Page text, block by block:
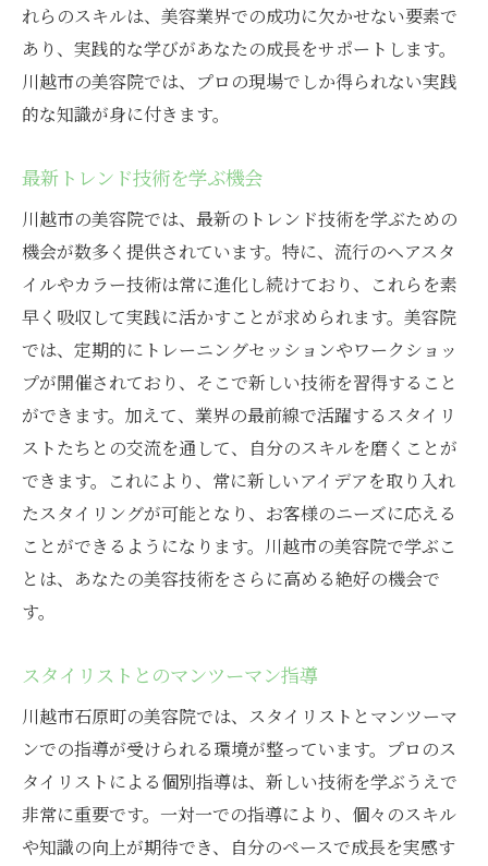
れらのスキルは、美容業界での成功に欠かせない要素で
あり、実践的な学びがあなたの成長をサポートします。
川越市の美容院では、プロの現場でしか得られない実践
的な知識が身に付きます。
最新トレンド技術を学ぶ機会
川越市の美容院では、最新のトレンド技術を学ぶための
機会が数多く提供されています。特に、流行のヘアスタ
イルやカラー技術は常に進化し続けており、これらを素
早く吸収して実践に活かすことが求められます。美容院
では、定期的にトレーニングセッションやワークショッ
プが開催されており、そこで新しい技術を習得すること
ができます。加えて、業界の最前線で活躍するスタイリ
ストたちとの交流を通して、自分のスキルを磨くことが
できます。これにより、常に新しいアイデアを取り入れ
たスタイリングが可能となり、お客様のニーズに応える
ことができるようになります。川越市の美容院で学ぶこ
とは、あなたの美容技術をさらに高める絶好の機会で
す。
スタイリストとのマンツーマン指導
川越市石原町の美容院では、スタイリストとマンツーマ
ンでの指導が受けられる環境が整っています。プロのス
タイリストによる個別指導は、新しい技術を学ぶうえで
非常に重要です。一対一での指導により、個々のスキル
や知識の向上が期待でき、自分のペースで成長を実感す